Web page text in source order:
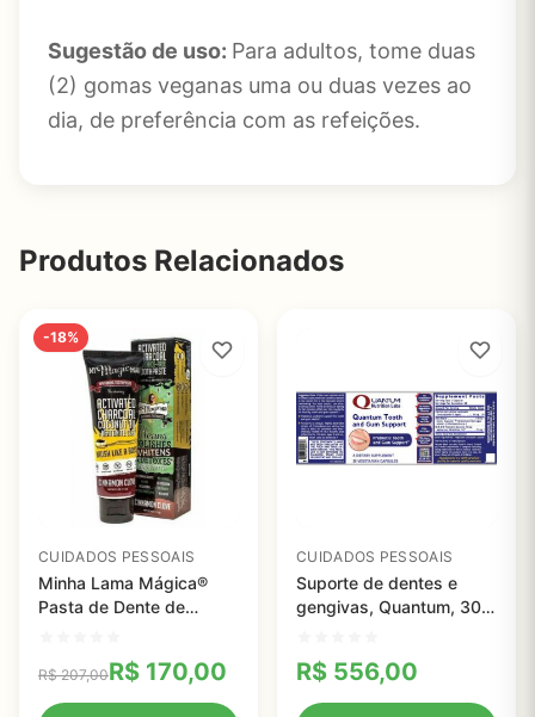
Sugestão de uso: Para adultos, tome duas
(2) gomas veganas uma ou duas vezes ao
dia, de preferência com as refeições.
Produtos Relacionados
-18%
CUIDADOS PESSOAIS
Minha Lama Mágica®
Pasta de Dente de
R$207,00R$ 170,00
CUIDADOS PESSOAIS
Suporte de dentes e
gengivas, Quantum, 30
R$ 556,00